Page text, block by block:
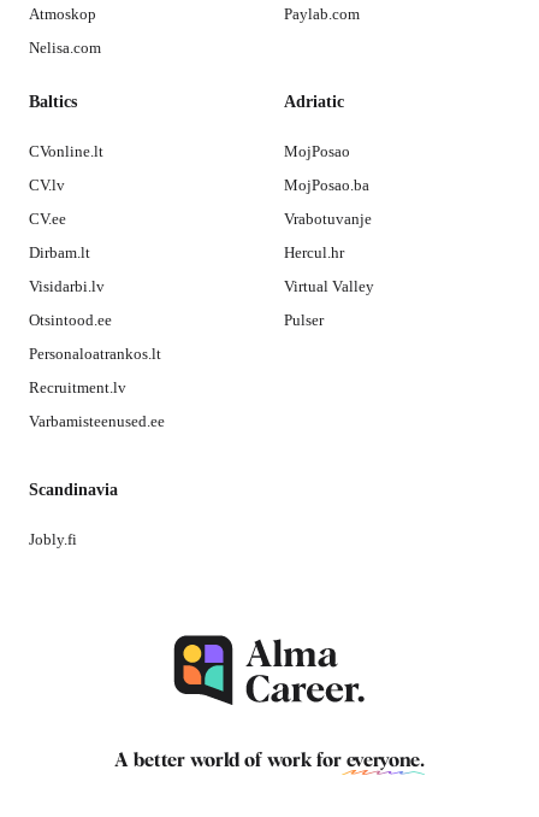
Atmoskop
Nelisa.com
Paylab.com
Baltics
CVonline.lt
CV.lv
CV.ee
Dirbam.lt
Visidarbi.lv
Otsintood.ee
Personaloatrankos.lt
Recruitment.lv
Varbamisteenused.ee
Adriatic
MojPosao
MojPosao.ba
Vrabotuvanje
Hercul.hr
Virtual Valley
Pulser
Scandinavia
Jobly.fi
A better world of work for everyone.